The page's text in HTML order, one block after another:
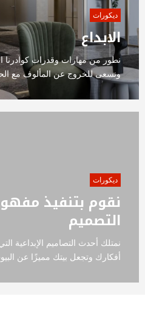
ديكورات
الابداع
نطور من مهارات وقدرات كوادرنا
ونسعى للخروج عن المألوف مع
ديكورات
نقوم بتنفيذ
التصميم
نمتلك أحدث التصاميم الإبداعية
أفكارك وتجعل بيتك مميزًا عن